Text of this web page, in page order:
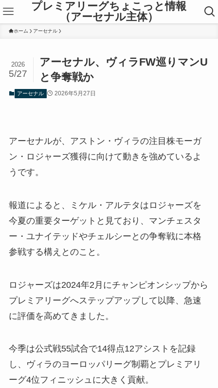
プレミアリーグちょこっと情報
（アーセナル主体）
ホーム アーセナル
アーセナル、ヴィラFW巡りマンU
と争奪戦か
2026
5/27
アーセナル 2026年5月27日
アーセナルが、アストン・ヴィラの注目株モーガ
ン・ロジャーズ獲得に向けて動きを強めているよ
うです。
報道によると、ミケル・アルテタはロジャーズを
今夏の重要ターゲットと見ており、マンチェスタ
ー・ユナイテッドやチェルシーとの争奪戦に本格
参戦する構えとのこと。
ロジャーズは2024年2月にチャンピオンシップから
プレミアリーグへステップアップして以降、急速
に評価を高めてきました。
今季は公式戦55試合で14得点12アシストを記録
し、ヴィラのヨーロッパリーグ制覇とプレミアリ
ーグ4位フィニッシュに大きく貢献。